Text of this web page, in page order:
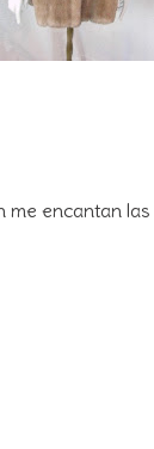
me encantan las